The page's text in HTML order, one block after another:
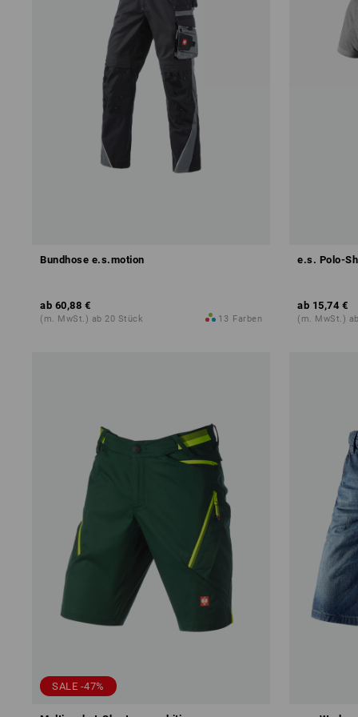
Bundhose e.s.motion
ab 60,88 €
(m. MwSt.) ab 20 Stück 13 Farben
e.s. Polo-
ab 15,74 €
(m. MwSt.)
SALE -47%